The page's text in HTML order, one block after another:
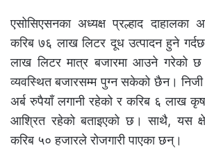
एसोसिएसनका अध्यक्ष प्रल्हाद दाहालका
करिब ७६ लाख लिटर दूध उत्पादन हुने
लाख लिटर मात्र बजारमा आउने गरेको
व्यवस्थित बजारसम्म पुग्न सकेको छैन। निजी
अर्ब रुपैयाँ लगानी रहेको र करिब ६ लाख
आश्रित रहेको बताइएको छ। साथै, यस
करिब ५० हजारले रोजगारी पाएका छन्।